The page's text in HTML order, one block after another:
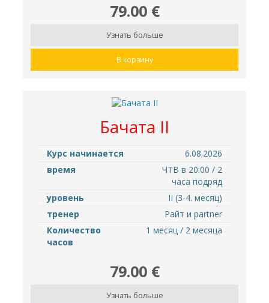
79.00 €
Узнать больше
В корзину
Бачата II
Курс начинается
6.08.2026
время
ЧТВ в 20:00 / 2
часа подряд
уровень
II (3-4. месяц)
тренер
Райт и partner
Количество
часов
1 месяц / 2 месяца
79.00 €
Узнать больше